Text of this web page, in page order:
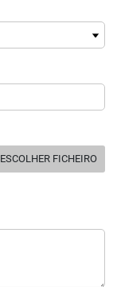
ESCOLHER FICHEIRO